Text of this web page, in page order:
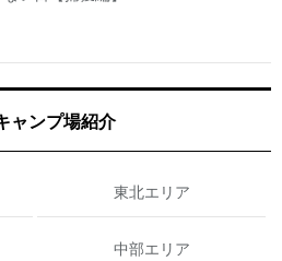
ャンプ場紹介
東北エリア
中部エリア